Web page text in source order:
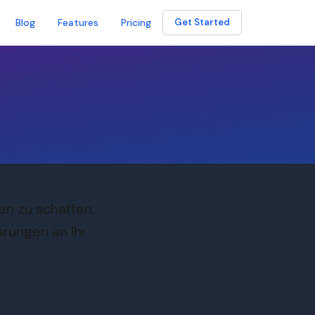
Blog Features Pricing Get Started
zu schaffen.
an Ihr